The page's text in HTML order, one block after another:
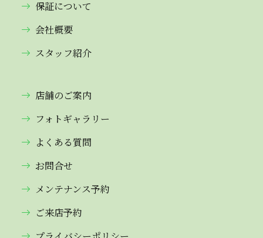
保証について
会社概要
スタッフ紹介
店舗のご案内
フォトギャラリー
よくある質問
お問合せ
メンテナンス予約
ご来店予約